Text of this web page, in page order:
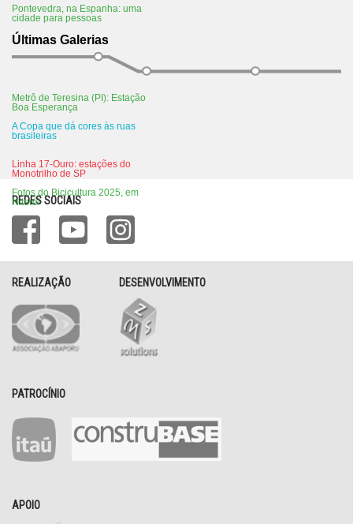
Pontevedra, na Espanha: uma
cidade para pessoas
Últimas Galerias
Metrô de Teresina (PI): Estação
Boa Esperança
A Copa que dá cores às ruas
brasileiras
Linha 17-Ouro: estações do
Monotrilho de SP
Fotos do Bicicultura 2025, em
Niterói
REDES SOCIAIS
REALIZAÇÃO DESENVOLVIMENTO
PATROCÍNIO
APOIO